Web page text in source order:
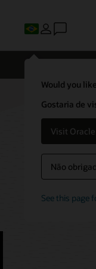
Would you
Gostaria de
Visit
Não
See this page